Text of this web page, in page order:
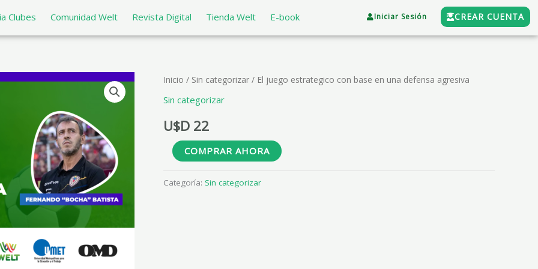
Clubes Comunidad Welt Revista Digital Tienda Welt E-book Iniciar Sesión CREAR CUENTA
Inicio / Sin categorizar / El juego estrategico con base en una defensa agresiva
Sin categorizar
U$D 22
El
juego
con
base
COMPRAR AHORA
Categoría: Sin categorizar